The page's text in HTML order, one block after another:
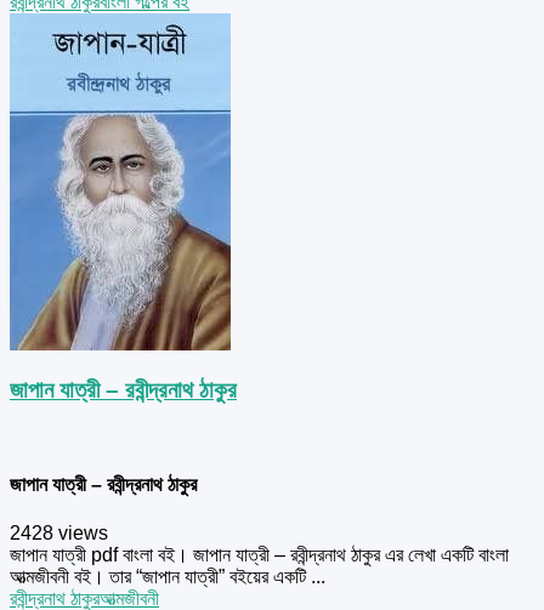
জাপান যাত্রী – রবীন্দ্রনাথ ঠাকুর
জাপান যাত্রী – রবীন্দ্রনাথ ঠাকুর
2428 views
জাপান যাত্রী pdf বাংলা বই। জাপান যাত্রী – রবীন্দ্রনাথ ঠাকুর এর লেখা একটি বাংলা
আত্মজীবনী বই। তার “জাপান যাত্রী” বইয়ের একটি ...
রবীন্দ্রনাথ ঠাকুরআত্মজীবনী